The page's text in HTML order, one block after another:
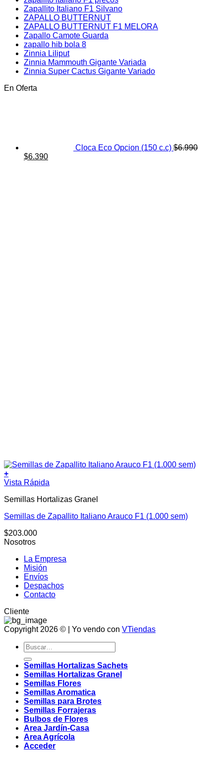
Zapallito Italiano F1 Silvano
ZAPALLO BUTTERNUT
ZAPALLO BUTTERNUT F1 MELORA
Zapallo Camote Guarda
zapallo hib bola 8
Zinnia Liliput
Zinnia Mammouth Gigante Variada
Zinnia Super Cactus Gigante Variado
En Oferta
Cloca Eco Opcion (150 c.c) $6.990
El
$6.390El
+
Vista Rápida
Semillas Hortalizas Granel
Semillas de Zapallito Italiano Arauco F1 (1.000 sem)
$203.000
Nosotros
La Empresa
Misión
Envíos
Despachos
Contacto
Cliente
Copyright 2026 © | Yo vendo con VTiendas
Buscar
por:
Semillas Hortalizas Sachets
Semillas Hortalizas Granel
Semillas Flores
Semillas Aromatica
Semillas para Brotes
Semillas Forrajeras
Bulbos de Flores
Area Jardín-Casa
Area Agrícola
Acceder